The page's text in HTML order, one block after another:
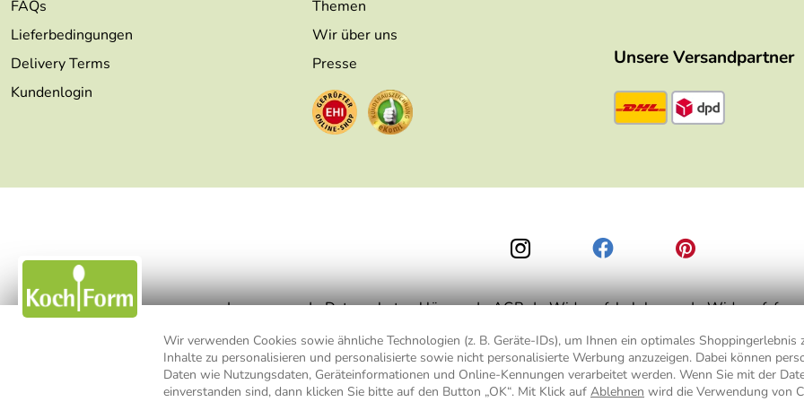
Wir verwenden Cookies sowie ähnliche Technologien (z. B. Geräte-IDs), um Ihnen ein optimales Shoppingerlebnis
Inhalte zu personalisieren und personalisierte sowie nicht personalisierte Werbung anzuzeigen. Dabei können
Daten wie Nutzungsdaten, Geräteinformationen und Online-Kennungen verarbeitet werden. Wenn Sie mit der
einverstanden sind, dann klicken Sie bitte auf den Button „OK“. Mit Klick auf Ablehnen wird die Verwendung von
FAQs
Lieferbedingungen
Delivery Terms
Kundenlogin
Themen
Wir über uns
Presse
Unsere Versandpartner
Impressum Datenschutzerklärung AGB Widerrufsbelehrung
* Alle Preisangaben inkl. MwSt., bis 49,90 € Bestellwert zzgl.Versandkosten, ab 49,90 € Bestellwert inkl.